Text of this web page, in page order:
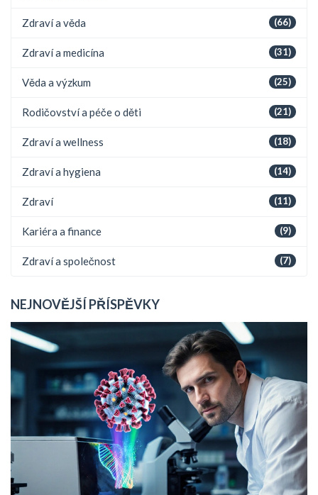
(66)
Zdraví a věda
(31)
Zdraví a medicína
(25)
Věda a výzkum
(21)
Rodičovství a péče o děti
(18)
Zdraví a wellness
(14)
Zdraví a hygiena
(11)
Zdraví
(9)
Kariéra a finance
(7)
Zdraví a společnost
NEJNOVĚJŠÍ PŘÍSPĚVKY